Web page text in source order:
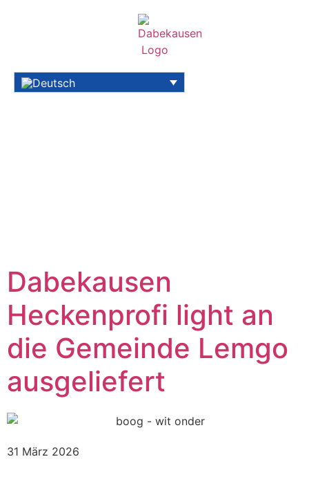
Dabekausen
Heckenprofi light an
die Gemeinde Lemgo
ausgeliefert
31 März 2026